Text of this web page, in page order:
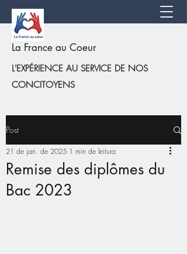
La France au Coeur
L'EXPÉRIENCE AU SERVICE DE NOS
CONCITOYENS
Post
Remise des diplômes du
Bac 2023
21 de jan. de 2025 1 min de leitura